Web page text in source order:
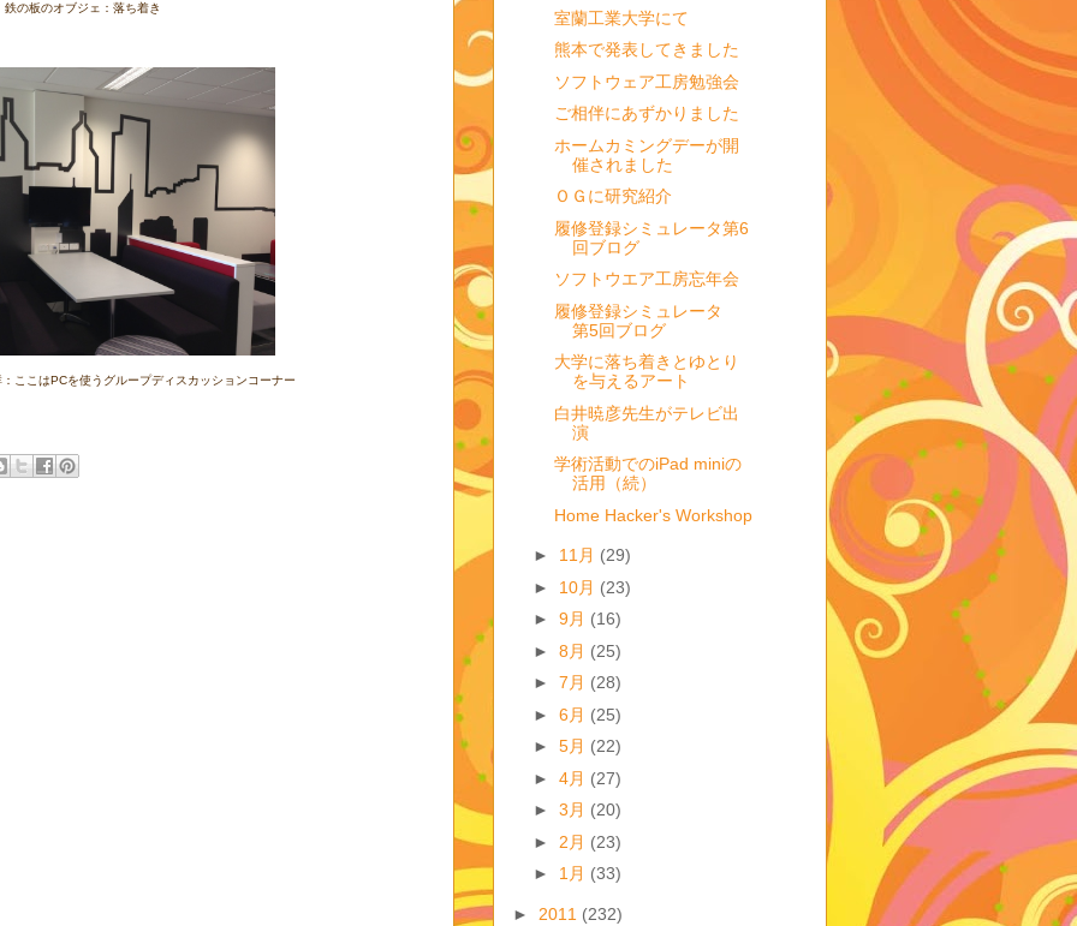
鉄の板のオブジェ：落ち着き
ここはPCを使うグループディスカッションコーナー
室蘭工業大学にて
熊本で発表してきました
ソフトウェア工房勉強会
ご相伴にあずかりました
ホームカミングデーが開
催されました
ＯＧに研究紹介
履修登録シミュレータ第6
回ブログ
ソフトウエア工房忘年会
履修登録シミュレータ
第5回ブログ
大学に落ち着きとゆとり
を与えるアート
白井暁彦先生がテレビ出
演
学術活動でのiPad miniの
活用（続）
Home Hacker's Workshop
► 11月 (29)
► 10月 (23)
► 9月 (16)
► 8月 (25)
► 7月 (28)
► 6月 (25)
► 5月 (22)
► 4月 (27)
► 3月 (20)
► 2月 (23)
► 1月 (33)
► 2011 (232)